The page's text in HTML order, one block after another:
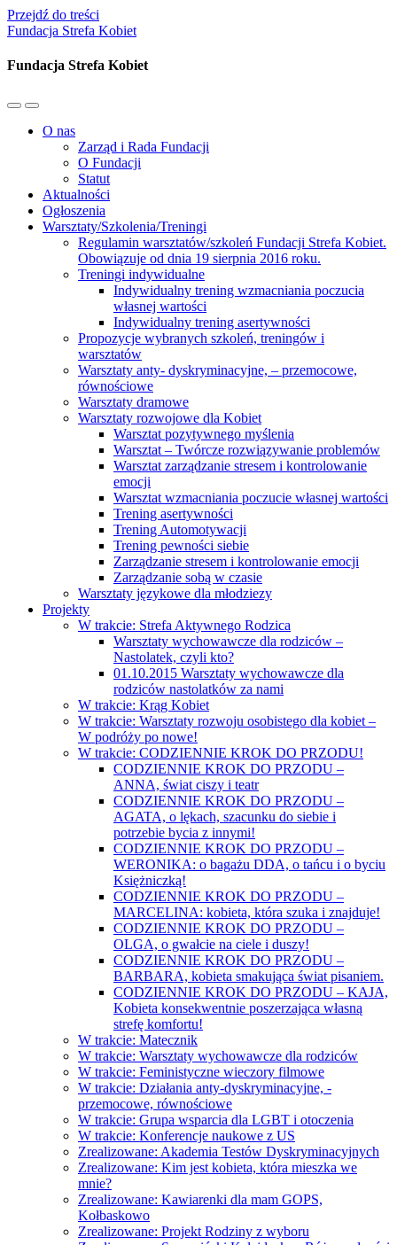
Przejdź do treści
Fundacja Strefa Kobiet
Fundacja Strefa Kobiet
Przełącz
mobilne
Przełącz
pole
wyszukiwania
O nas
Zarząd i Rada Fundacji
O Fundacji
Statut
Aktualności
Ogłoszenia
Warsztaty/Szkolenia/Treningi
Regulamin warsztatów/szkoleń Fundacji Strefa Kobiet.
Obowiązuje od dnia 19 sierpnia 2016 roku.
Treningi indywidualne
Indywidualny trening wzmacniania poczucia
własnej wartości
Indywidualny trening asertywności
Propozycje wybranych szkoleń, treningów i
warsztatów
Warsztaty anty- dyskryminacyjne, – przemocowe,
równościowe
Warsztaty dramowe
Warsztaty rozwojowe dla Kobiet
Warsztat pozytywnego myślenia
Warsztat – Twórcze rozwiązywanie problemów
Warsztat zarządzanie stresem i kontrolowanie
emocji
Warsztat wzmacniania poczucie własnej wartości
Trening asertywności
Trening Automotywacji
Trening pewności siebie
Zarządzanie stresem i kontrolowanie emocji
Zarządzanie sobą w czasie
Warsztaty językowe dla młodziezy
Projekty
W trakcie: Strefa Aktywnego Rodzica
Warsztaty wychowawcze dla rodziców –
Nastolatek, czyli kto?
01.10.2015 Warsztaty wychowawcze dla
rodziców nastolatków za nami
W trakcie: Krąg Kobiet
W trakcie: Warsztaty rozwoju osobistego dla kobiet –
W podróży po nowe!
W trakcie: CODZIENNIE KROK DO PRZODU!
CODZIENNIE KROK DO PRZODU –
ANNA, świat ciszy i teatr
CODZIENNIE KROK DO PRZODU –
AGATA, o lękach, szacunku do siebie i
potrzebie bycia z innymi!
CODZIENNIE KROK DO PRZODU –
WERONIKA: o bagażu DDA, o tańcu i o byciu
Księżniczką!
CODZIENNIE KROK DO PRZODU –
MARCELINA: kobieta, która szuka i znajduje!
CODZIENNIE KROK DO PRZODU –
OLGA, o gwałcie na ciele i duszy!
CODZIENNIE KROK DO PRZODU –
BARBARA, kobieta smakująca świat pisaniem.
CODZIENNIE KROK DO PRZODU – KAJA,
Kobieta konsekwentnie poszerzająca własną
strefę komfortu!
W trakcie: Matecznik
W trakcie: Warsztaty wychowawcze dla rodziców
W trakcie: Feministyczne wieczory filmowe
W trakcie: Działania anty-dyskryminacyjne, -
przemocowe, równościowe
W trakcie: Grupa wsparcia dla LGBT i otoczenia
W trakcie: Konferencje naukowe z US
Zrealizowane: Akademia Testów Dyskryminacyjnych
Zrealizowane: Kim jest kobieta, która mieszka we
mnie?
Zrealizowane: Kawiarenki dla mam GOPS,
Kołbaskowo
Zrealizowane: Projekt Rodziny z wyboru